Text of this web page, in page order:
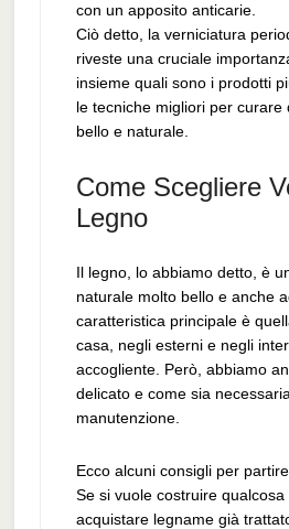
con un apposito anticarie.
Ciò detto, la verniciatura
riveste una cruciale
insieme quali sono i prodotti
le tecniche migliori per curare
bello e naturale.
Come Scegliere
Legno
Il legno, lo abbiamo detto, è
naturale molto bello e anche
caratteristica principale è
casa, negli esterni e negli
accogliente. Però, abbiamo
delicato e come sia
manutenzione.
Ecco alcuni consigli per
Se si vuole costruire qualcosa
acquistare legname già